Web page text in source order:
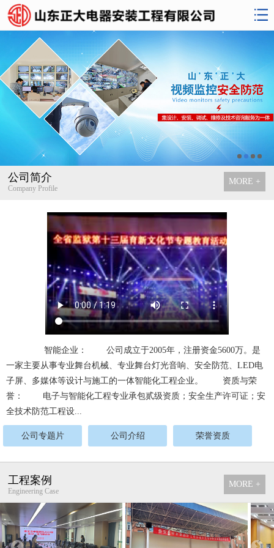
公司简介
Company Profile
MORE +
智能企业： 公司成立于2005年，注册资金5600万。是
一家主要从事专业舞台机械、专业舞台灯光音响、安全防范、LED电
子屏、多媒体等设计与施工的一体智能化工程企业。 资质与荣
誉： 电子与智能化工程专业承包贰级资质；安全生产许可证；安
全技术防范工程设...
公司专题片 公司介绍 荣誉资质
工程案例
Engineering Case
MORE +